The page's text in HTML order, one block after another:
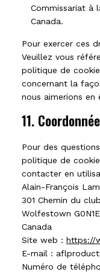
Commissariat à
Canada.
Pour exercer ces
Veuillez vous
politique de
concernant la
nous aimerions en
11.
Pour des
politique de
contacter en
Alain-François
301 Chemin du
Wolfestown
Canada
Site web : https://
E-mail :
Numéro de